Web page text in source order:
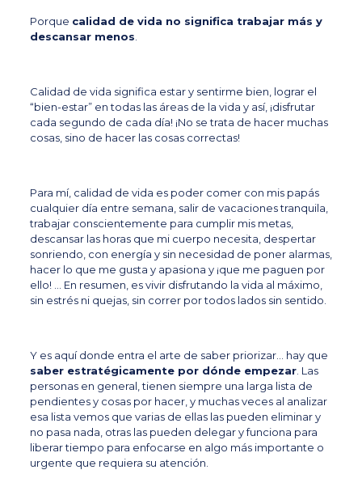
Porque calidad de vida no significa trabajar más y
descansar menos
Calidad de vida significa estar y sentirme bien, lograr el
“bien-estar” en todas las áreas de la vida y así, ¡disfrutar
cada segundo de cada día! ¡No se trata de hacer muchas
cosas, sino de hacer las cosas correctas!
Para mí, calidad de vida es poder comer con mis papás
cualquier día entre semana, salir de vacaciones tranquila,
trabajar conscientemente para cumplir mis metas,
descansar las horas que mi cuerpo necesita, despertar
sonriendo, con energía y sin necesidad de poner alarmas,
hacer lo que me gusta y apasiona y ¡que me paguen por
ello! … En resumen, es vivir disfrutando la vida al máximo,
sin estrés ni quejas, sin correr por todos lados sin sentido.
Y es aquí donde entra el arte de saber priorizar… hay que
saber estratégicamente por dónde empezar. Las
personas en general, tienen siempre una larga lista de
pendientes y cosas por hacer, y muchas veces al analizar
esa lista vemos que varias de ellas las pueden eliminary
no pasa nada , otras las pueden delegar y funciona para
liberar tiempo para enfocarse en algo más importante o
urgente que requiera su atención.